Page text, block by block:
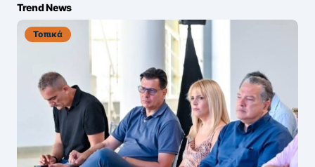
Trend News
Τοπικά